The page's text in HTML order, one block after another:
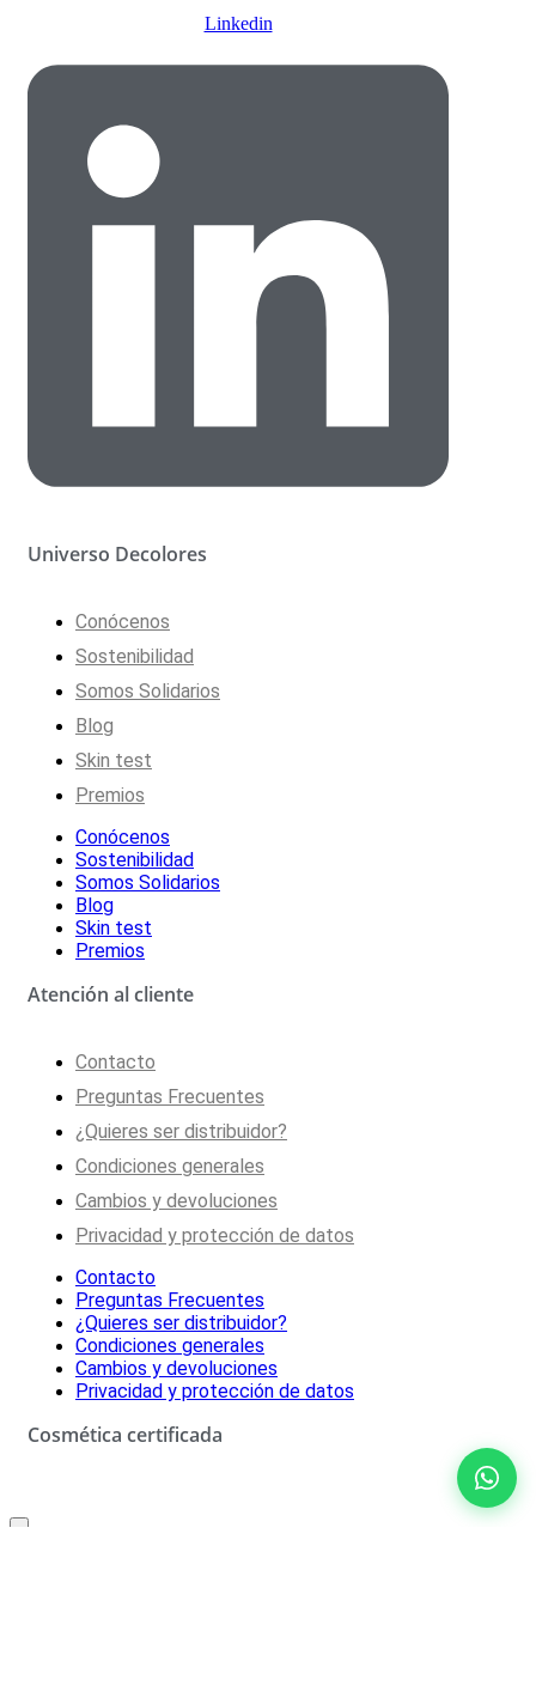
Linkedin
Universo Decolores
Conócenos
Sostenibilidad
Somos Solidarios
Blog
Skin test
Premios
Conócenos
Sostenibilidad
Somos Solidarios
Blog
Skin test
Premios
Atención al cliente
Contacto
Preguntas Frecuentes
¿Quieres ser distribuidor?
Condiciones generales
Cambios y devoluciones
Privacidad y protección de datos
Contacto
Preguntas Frecuentes
¿Quieres ser distribuidor?
Condiciones generales
Cambios y devoluciones
Privacidad y protección de datos
Cosmética certificada